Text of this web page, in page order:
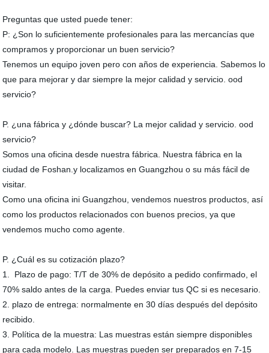
Preguntas que usted puede tener:
P: ¿Son lo suficientemente profesionales para las mercancías que
compramos y proporcionar un buen servicio?
Tenemos un equipo joven pero con años de experiencia. Sabemos lo
que para mejorar y dar siempre la mejor calidad y servicio. ood
servicio?
P. ¿una fábrica y ¿dónde buscar? La mejor calidad y servicio. ood
servicio?
Somos una oficina desde nuestra fábrica. Nuestra fábrica en la
ciudad de Foshan.y localizamos en Guangzhou o su más fácil de
visitar.
Como una oficina ini Guangzhou, vendemos nuestros productos, así
como los productos relacionados con buenos precios, ya que
vendemos mucho como agente.
P. ¿Cuál es su cotización plazo?
1. Plazo de pago: T/T de 30% de depósito a pedido confirmado, el
70% saldo antes de la carga. Puedes enviar tus QC si es necesario.
2. plazo de entrega: normalmente en 30 días después del depósito
recibido.
3. Política de la muestra: Las muestras están siempre disponibles
para cada modelo. Las muestras pueden ser preparados en 7-15